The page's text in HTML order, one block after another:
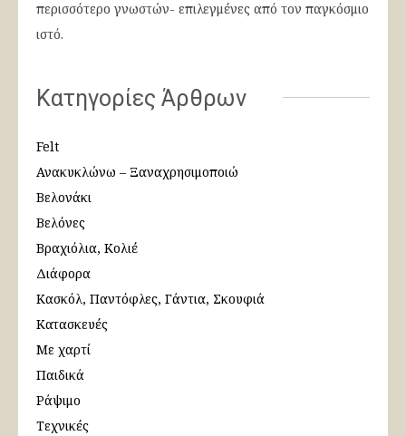
περισσότερο γνωστών- επιλεγμένες από τον παγκόσμιο
ιστό.
Κατηγορίες Άρθρων
Felt
Ανακυκλώνω – Ξαναχρησιμοποιώ
Βελονάκι
Βελόνες
Βραχιόλια, Κολιέ
Διάφορα
Κασκόλ, Παντόφλες, Γάντια, Σκουφιά
Κατασκευές
Με χαρτί
Παιδικά
Ράψιμο
Τεχνικές